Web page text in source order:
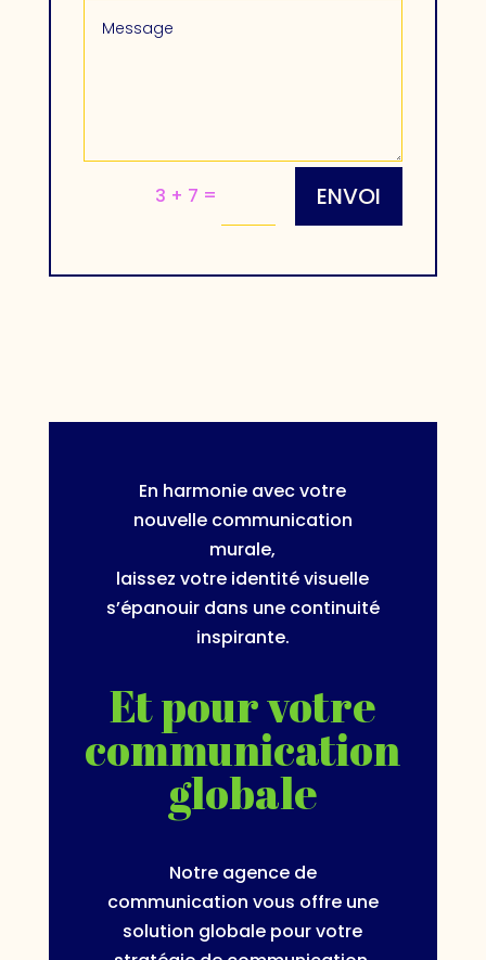
3 + 7 = ENVOI
En harmonie avec votre
nouvelle communication
murale,
laissez votre identité visuelle
s’épanouir dans une continuité
inspirante.
Et pour votre
communication
globale
Notre agence de
communication vous offre une
solution globale pour votre